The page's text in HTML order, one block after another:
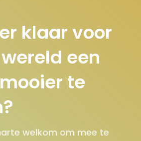
klaar voor
een
te
welkom om mee te